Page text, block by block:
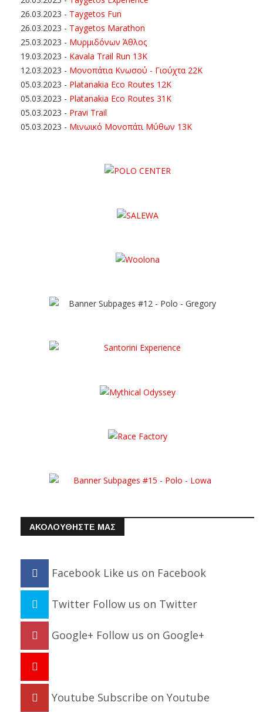
26.03.2023 - Taygetos Fun
26.03.2023 - Taygetos Marathon
25.03.2023 - Μυρμιδόνων Άθλος
19.03.2023 - Kavala Trail Run 13K
12.03.2023 - Μονοπάτια Κνωσού - Γιούχτα 22Κ
05.03.2023 - Platanakia Eco Routes 12K
05.03.2023 - Platanakia Eco Routes 31K
05.03.2023 - Pravi Trail
05.03.2023 - Μινωικό Μονοπάτι Μύθων 13Κ
ΑΚΟΛΟΥΘΗΣΤΕ ΜΑΣ
Facebook Like us on Facebook
Twitter Follow us on Twitter
Google+ Follow us on Google+
Youtube Subscribe on Youtube